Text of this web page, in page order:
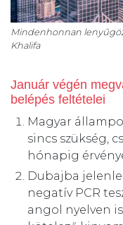
Mindenhonnan
Khalifa
Január végén
belépés feltételei
Magyar
sincs szükség,
hónapig
Dubajba
negatív PCR
angol nyelven